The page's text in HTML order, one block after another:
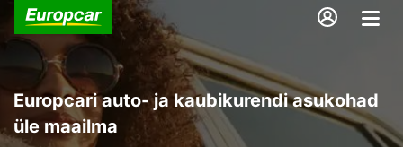
Europcari auto- ja kaubikurendi asukohad
üle maailma